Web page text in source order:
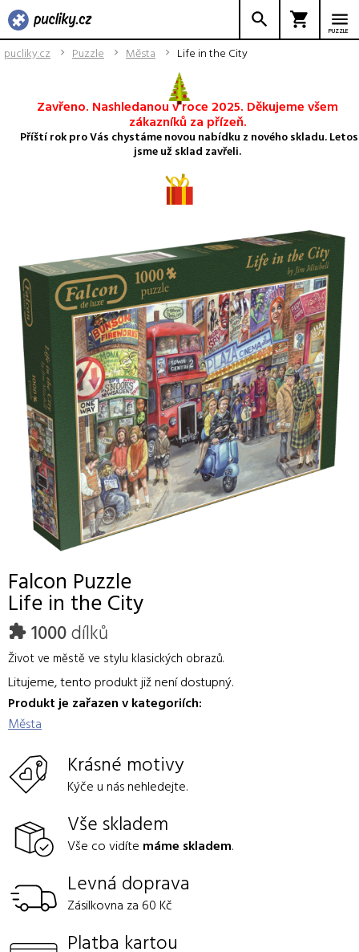
PUZZLE
pucliky.cz Puzzle Města Life in the City
Zavřeno. Nashledanou v roce 2025. Děkujeme všem
zákazníků za přízeň.
Příští rok pro Vás chystáme novou nabídku z nového skladu. Letos
jsme už sklad zavřeli.
Falcon Puzzle
Life in the City
1000dílků
Život ve městě ve stylu klasických obrazů.
Litujeme, tento produkt již není dostupný.
Produkt je zařazen v kategoriích:
Města
Krásné motivy
Kýče u nás nehledejte.
Vše skladem
Vše co vidíte máme skladem.
Levná doprava
Zásilkovna za 60 Kč
Platba kartou